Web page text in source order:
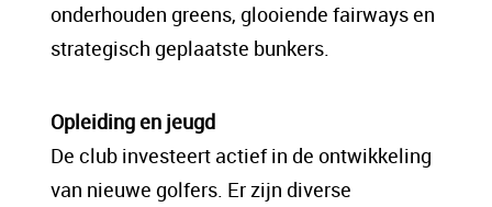
onderhouden greens, glooiende fairways en
strategisch geplaatste bunkers.
Opleiding en jeugd
De club investeert actief in de ontwikkeling
van nieuwe golfers. Er zijn diverse